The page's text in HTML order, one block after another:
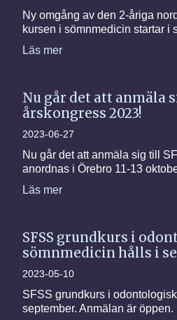
Ny omgång av den 2-åriga
kursen i sömnmedicin startar i
Läs mer
Nu går det att anmäla
årskongress 2023!
2023-06-27
Nu går det att anmäla sig till
anordnas i Örebro 11-13
Läs mer
SFSS grundkurs i
sömnmedicin hålls i
2023-05-10
SFSS grundkurs i
september. Anmälan är öppen.